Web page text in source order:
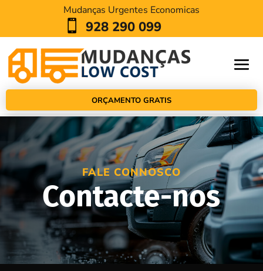
Mudanças Urgentes Economicas
 928 290 099
ORÇAMENTO GRATIS
FALE CONNOSCO
Contacte-nos